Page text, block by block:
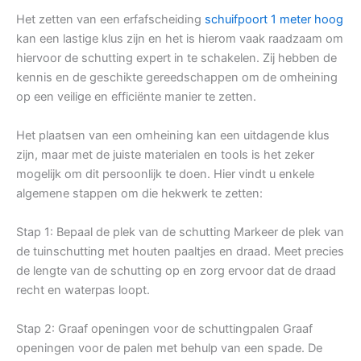
Het zetten van een erfafscheiding schuifpoort 1 meter hoog
kan een lastige klus zijn en het is hierom vaak raadzaam om
hiervoor de schutting expert in te schakelen. Zij hebben de
kennis en de geschikte gereedschappen om de omheining
op een veilige en efficiënte manier te zetten.
Het plaatsen van een omheining kan een uitdagende klus
zijn, maar met de juiste materialen en tools is het zeker
mogelijk om dit persoonlijk te doen. Hier vindt u enkele
algemene stappen om die hekwerk te zetten:
Stap 1: Bepaal de plek van de schutting Markeer de plek van
de tuinschutting met houten paaltjes en draad. Meet precies
de lengte van de schutting op en zorg ervoor dat de draad
recht en waterpas loopt.
Stap 2: Graaf openingen voor de schuttingpalen Graaf
openingen voor de palen met behulp van een spade. De